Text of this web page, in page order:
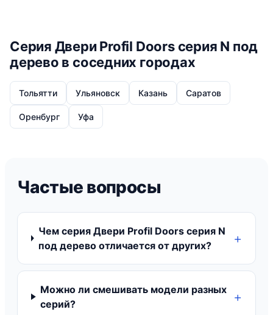
Серия Двери Profil Doors серия N под
дерево в соседних городах
Тольятти Ульяновск Казань Саратов
Оренбург Уфа
Частые вопросы
Чем серия Двери Profil Doors серия N
под дерево отличается от других?
Можно ли смешивать модели разных
серий?